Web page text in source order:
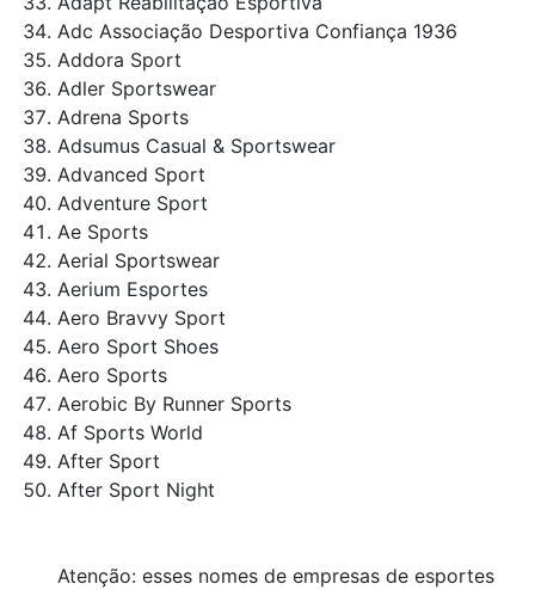
Adc Associação Desportiva Confiança 1936
Addora Sport
Adler Sportswear
Adrena Sports
Adsumus Casual & Sportswear
Advanced Sport
Adventure Sport
Ae Sports
Aerial Sportswear
Aerium Esportes
Aero Bravvy Sport
Aero Sport Shoes
Aero Sports
Aerobic By Runner Sports
Af Sports World
After Sport
After Sport Night
Atenção: esses nomes de empresas de esportes